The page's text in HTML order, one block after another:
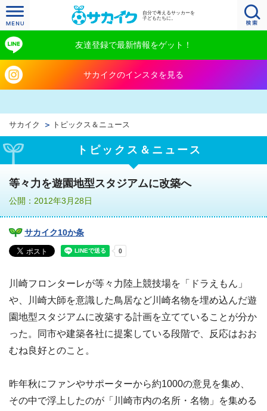
自分で考えるサッカーを
子どもたちに。
友達登録で最新情報をゲット！
サカイクのインスタを見る
サカイク トピックス＆ニュース
トピックス＆ニュース
等々力を遊園地型スタジアムに改築へ
公開：2012年3月28日
サカイク10か条
川崎フロンターレが等々力陸上競技場を「ドラえもん」
や、川崎大師を意識した鳥居など川崎名物を埋め込んだ遊
園地型スタジアムに改築する計画を立てていることが分か
った。同市や建築各社に提案している段階で、反応はおお
むね良好とのこと。
昨年秋にファンやサポーターから約1000の意見を集め、
その中で浮上したのが「川崎市内の名所・名物」を集める